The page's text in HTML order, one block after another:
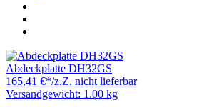
Abdeckplatte DH32GS
165,41 €*/z.Z. nicht lieferbar
Versandgewicht: 1.00 kg